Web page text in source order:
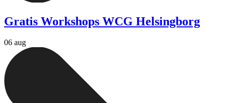
Gratis Workshops WCG Helsingborg
06 aug